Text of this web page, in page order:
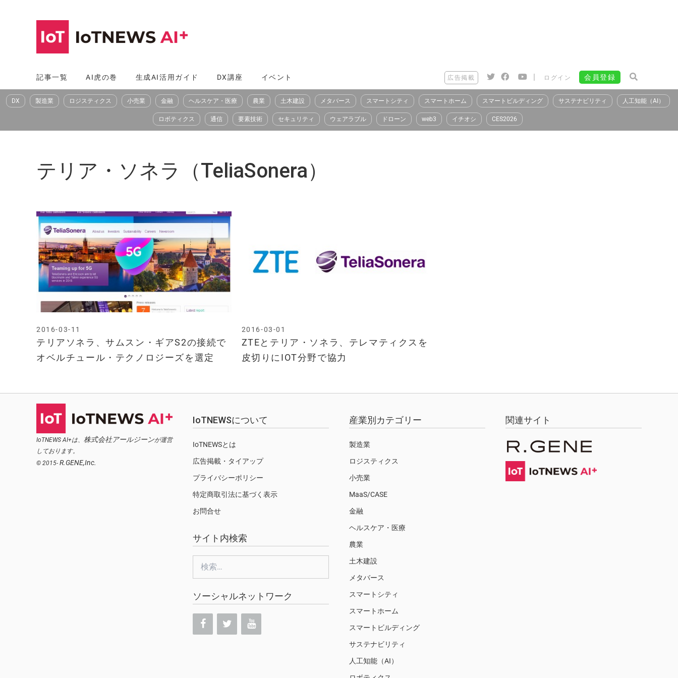
へ
ス
記事一覧 AI虎の巻 生成AI活用ガイド DX講座 イベント 広告掲載 | ログイン 会員登録
DX 製造業 ロジスティクス 小売業 金融 ヘルスケア・医療 農業 土木建設 メタバース スマートシティ スマートホーム スマートビルディング サステナビリティ 人工知能（AI）
ロボティクス 通信 要素技術 セキュリティ ウェアラブル ドローン web3 イチオシ CES2026
テリア・ソネラ（TeliaSonera）
テリアソネラ、サムスン・ギアS2の接続で
オベルチュール・テクノロジーズを選定
2016-03-11
ZTEとテリア・ソネラ、テレマティクスを
皮切りにIOT分野で協力
2016-03-01
IoTNEWS AI+は、 株式会社アールジーンが運営
しております。
© 2015- R.GENE,Inc.
IoTNEWSについて
IoTNEWSとは
広告掲載・タイアップ
プライバシーポリシー
特定商取引法に基づく表示
お問合せ
サイト内検索
ソーシャルネットワーク
産業別カテゴリー
製造業
ロジスティクス
小売業
MaaS/CASE
金融
ヘルスケア・医療
農業
土木建設
メタバース
スマートシティ
スマートホーム
スマートビルディング
サステナビリティ
人工知能（AI）
関連サイト